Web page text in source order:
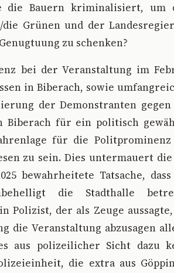
die Bauern kriminalisiert, um
Grünen und der
zu schenken?
bei der Veranstaltung im
in Biberach, sowie
der Demonstranten gegen
Biberach für ein politisch
für die
zu sein. Dies untermauert
bewahrheitete Tatsache,
die Stadthalle
Polizist, der als Zeuge
die Veranstaltung abzusagen
aus polizeilicher Sicht dazu
die extra aus